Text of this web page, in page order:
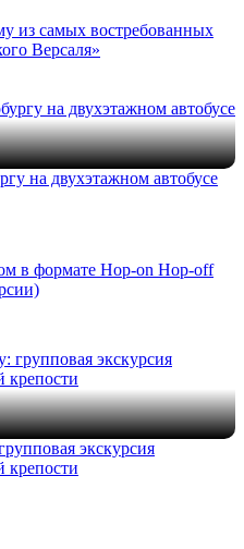
из самых востребованных
Версаля»
на двухэтажном автобусе
в формате Hop-on Hop-off
экскурсия
крепости